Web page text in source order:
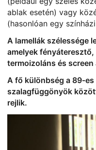
ablak esetén) vagy
(hasonlóan egy
A lamellák szélessége
amelyek
termoizoláns és
A fő különbség a 89-es
szalagfüggönyök
rejlik.